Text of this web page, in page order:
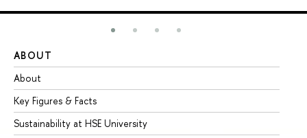
ABOUT
About
Key Figures & Facts
Sustainability at HSE University